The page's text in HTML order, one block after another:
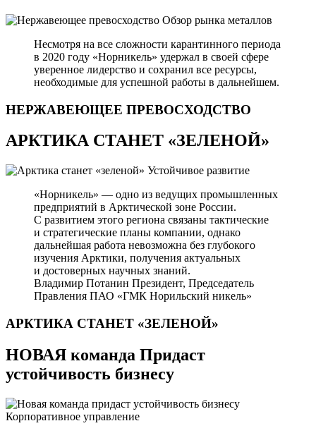
Обзор рынка металлов
Несмотря на все сложности карантинного периода
в 2020 году «Норникель» удержал в своей сфере
уверенное лидерство и сохранил все ресурсы,
необходимые для успешной работы в дальнейшем.
НЕРЖАВЕЮЩЕЕ ПРЕВОСХОДСТВО
АРКТИКА СТАНЕТ «ЗЕЛЕНОЙ»
Устойчивое развитие
«Норникель» — одно из ведущих промышленных
предприятий в Арктической зоне России.
С развитием этого региона связаны тактические
и стратегические планы компании, однако
дальнейшая работа невозможна без глубокого
изучения Арктики, получения актуальных
и достоверных научных знаний.
Владимир Потанин Президент, Председатель
Правления ПАО «ГМК Норильский никель»
АРКТИКА СТАНЕТ «ЗЕЛЕНОЙ»
НОВАЯ команда Придаст
устойчивость бизнесу
Корпоративное управление